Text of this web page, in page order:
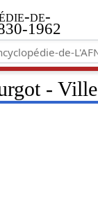
de-
1962
- Ville